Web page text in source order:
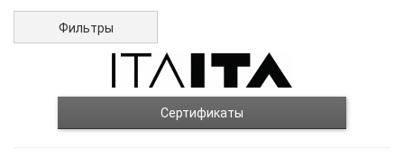
Фильтры
Сертификаты